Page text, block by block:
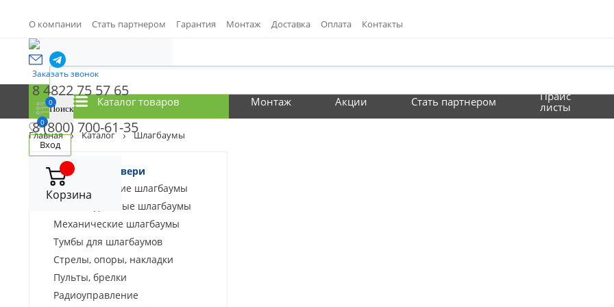
О компании Стать партнером Гарантия Монтаж Доставка Оплата Контакты
Заказать звонок
8 4822 75 57 65
8 (800) 700-61-35
0
0
Вход
Корзина
Каталог товаров Монтаж Акции Стать партнером
Прайс
листы
Главная Каталог Шлагбаумы
Шлагбаумы в Твери
Автоматические шлагбаумы
Антивандальные шлагбаумы
Механические шлагбаумы
Тумбы для шлагбаумов
Стрелы, опоры, накладки
Пульты, брелки
Радиоуправление